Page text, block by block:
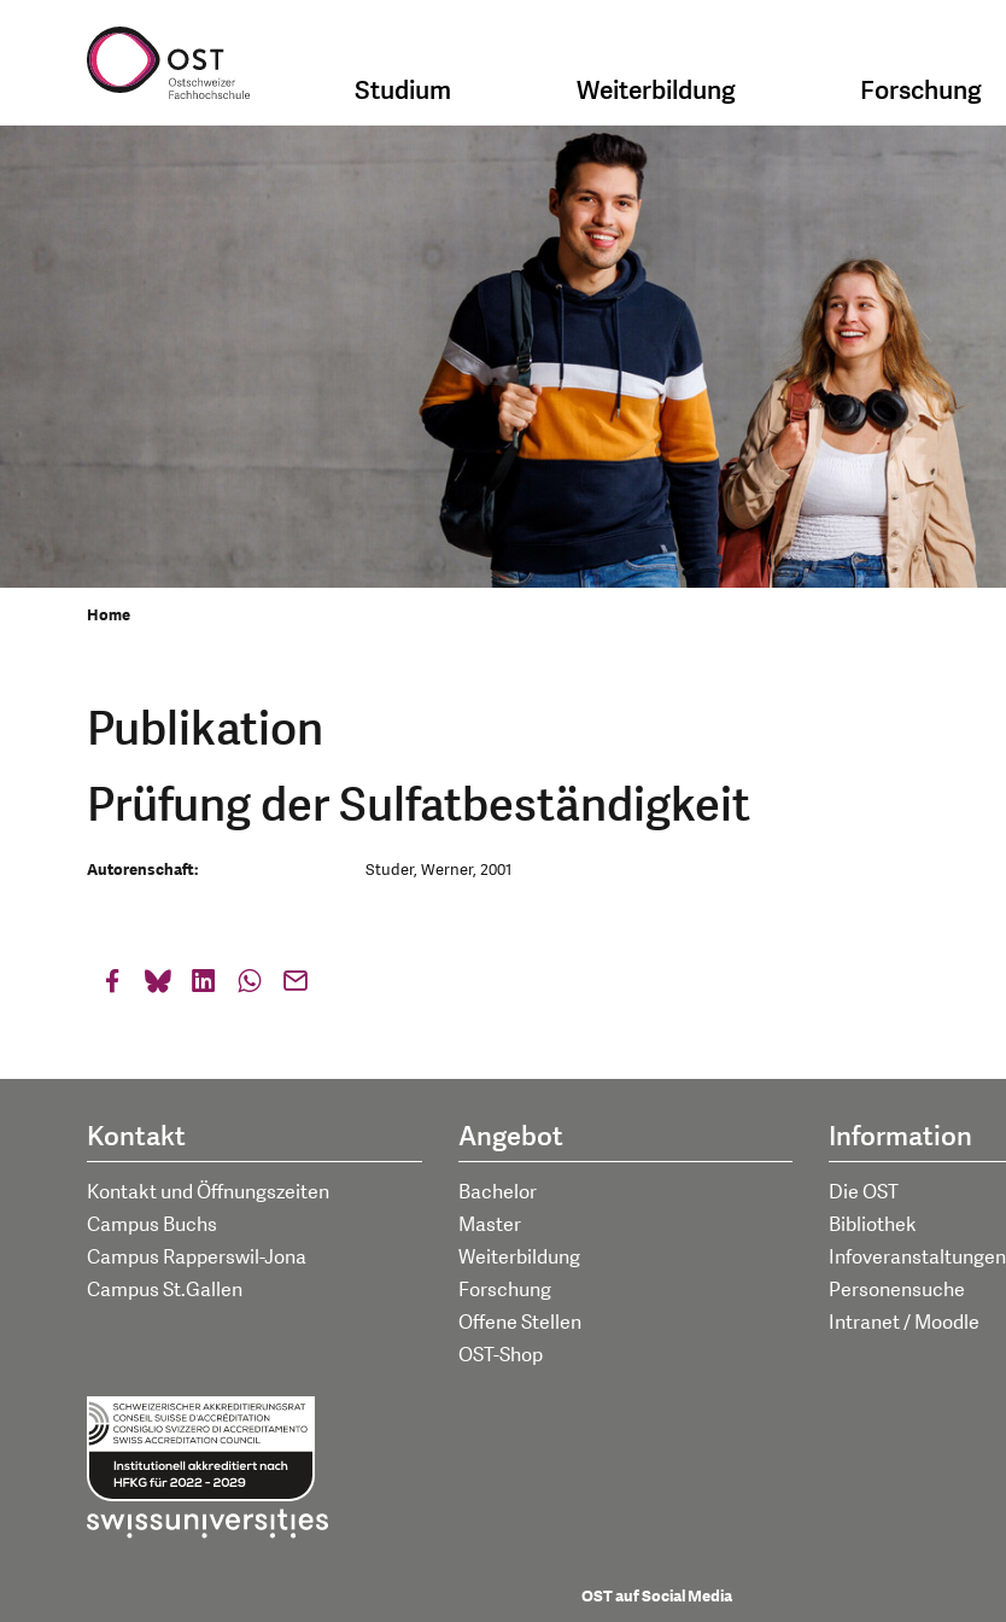
Studium Weiterbildung Forschung
Home
Publikation
Prüfung der Sulfatbeständigkeit
Autorenschaft: Studer, Werner, 2001
Kontakt
Kontakt und Öffnungszeiten
Campus Buchs
Campus Rapperswil-Jona
Campus St.Gallen
Angebot
Bachelor
Master
Weiterbildung
Forschung
Offene Stellen
OST-Shop
Information
Die OST
Bibliothek
Infoveranstaltungen
Personensuche
Intranet / Moodle
OST auf Social Media